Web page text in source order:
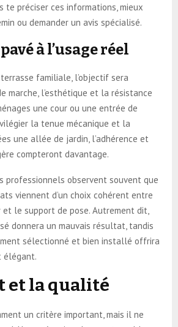
te préciser ces informations, mieux
ou demander un avis spécialisé.
à l’usage réel
familiale, l’objectif sera
marche, l’esthétique et la résistance
une cour ou une entrée de
la tenue mécanique et la
une allée de jardin, l’adhérence et
compteront davantage.
professionnels observent souvent que
viennent d’un choix cohérent entre
et le support de pose. Autrement dit,
donnera un mauvais résultat, tandis
sélectionné et bien installé offrira
élégant.
et la qualité
un critère important, mais il ne